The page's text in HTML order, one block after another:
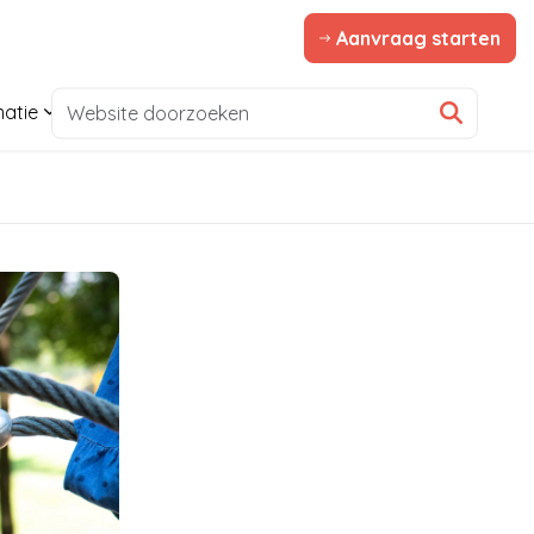
Aanvraag starten